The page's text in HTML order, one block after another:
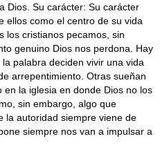
Dios. Su carácter: Su carácter
ellos como el centro de su vida
los cristianos pecamos, sin
genuino Dios nos perdona. Hay
palabra deciden vivir una vida
arrepentimiento. Otras sueñan
la iglesia en donde Dios no los
sin embargo, algo que
la autoridad siempre viene de
siempre nos van a impulsar a